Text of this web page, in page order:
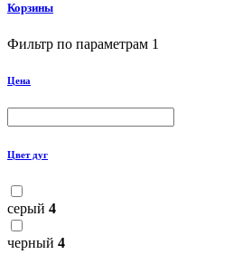
Корзины
Фильтр по параметрам 1
Цена
Цвет дуг
серый 4
черный 4